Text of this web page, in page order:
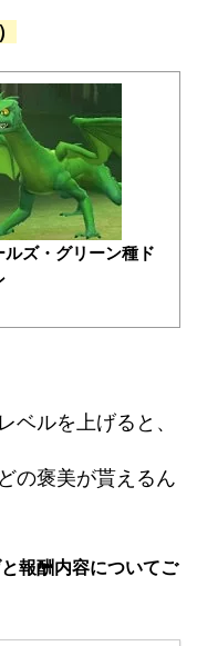
ルズ・グリーン種ド
ベルを上げると、
の褒美が貰えるん
報酬内容についてご